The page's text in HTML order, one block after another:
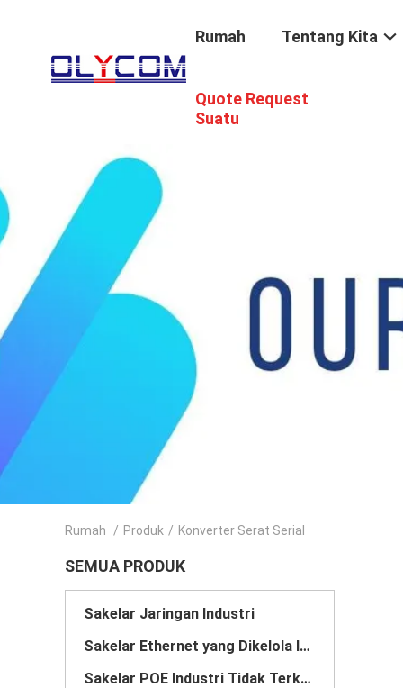
Rumah Tentang Kita
Quote Request
Suatu
Rumah / Produk / Konverter Serat Serial
SEMUA PRODUK
Sakelar Jaringan Industri
Sakelar Ethernet yang Dikelola Industri
Sakelar POE Industri Tidak Terkelola